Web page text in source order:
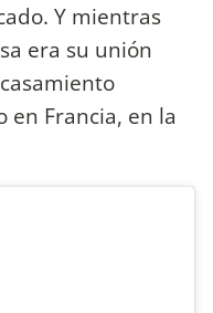
Y mientras
era su unión
en Francia, en la